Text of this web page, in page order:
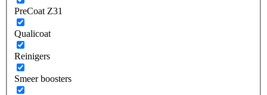
PreCoat Z31
Qualicoat
Reinigers
Smeer boosters